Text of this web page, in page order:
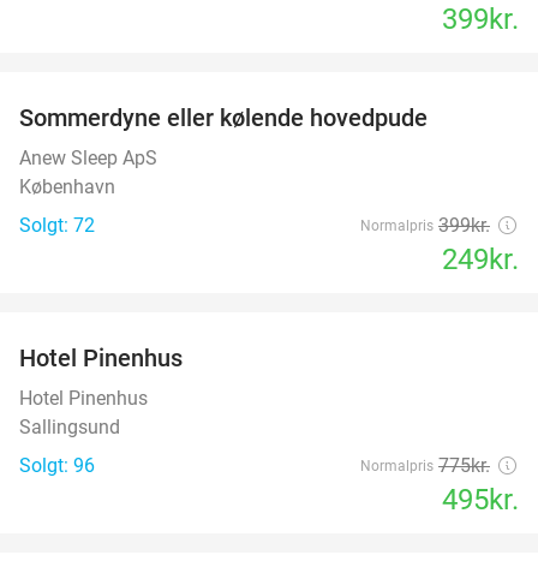
399kr.
Sommerdyne eller kølende hovedpude
Anew Sleep ApS
København
Solgt: 72
Normalpris 399kr.
249kr.
Hotel Pinenhus
Hotel Pinenhus
Sallingsund
Solgt: 96
Normalpris 775kr.
495kr.